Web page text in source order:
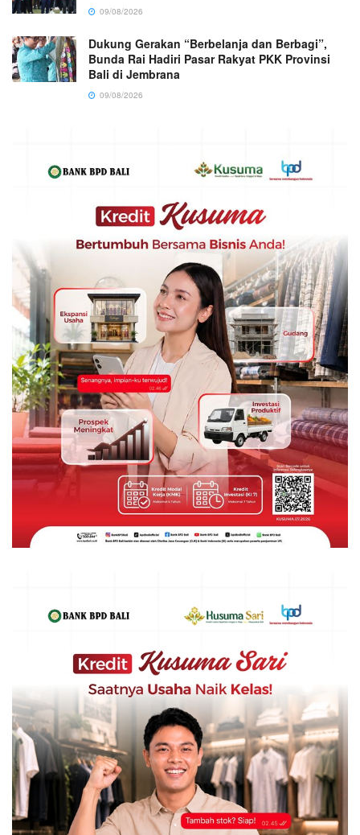
09/08/2026
Dukung Gerakan “Berbelanja dan Berbagi”,
Bunda Rai Hadiri Pasar Rakyat PKK Provinsi
Bali di Jembrana
09/08/2026